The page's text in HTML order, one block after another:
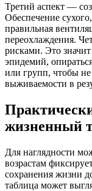
Третий аспект —
Обеспечение
правильная
переохлаждения.
рисками. Это
эпидемий,
или групп, чтобы
выживаемости в
жизненный
Для наглядности
возрастам
сохранения жизни
таблица может